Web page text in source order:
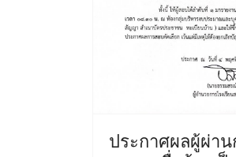
ประกาศผลผู้ผ่า